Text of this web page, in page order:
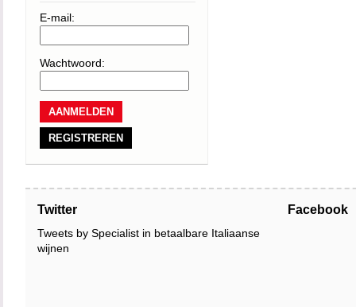
E-mail:
Wachtwoord:
REGISTREREN
Twitter
Tweets by Specialist in betaalbare Italiaanse
wijnen
Facebook